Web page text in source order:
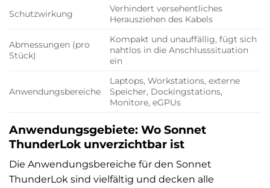
Schutzwirkung
Verhindert versehentliches
Herausziehen des Kabels
Abmessungen (pro
Stück)
Kompakt und unauffällig, fügt sich
nahtlos in die Anschlusssituation
ein
Anwendungsbereiche
Laptops, Workstations, externe
Speicher, Dockingstations,
Monitore, eGPUs
Anwendungsgebiete: Wo Sonnet
ThunderLok unverzichtbar ist
Die Anwendungsbereiche für den Sonnet
ThunderLok sind vielfältig und decken alle